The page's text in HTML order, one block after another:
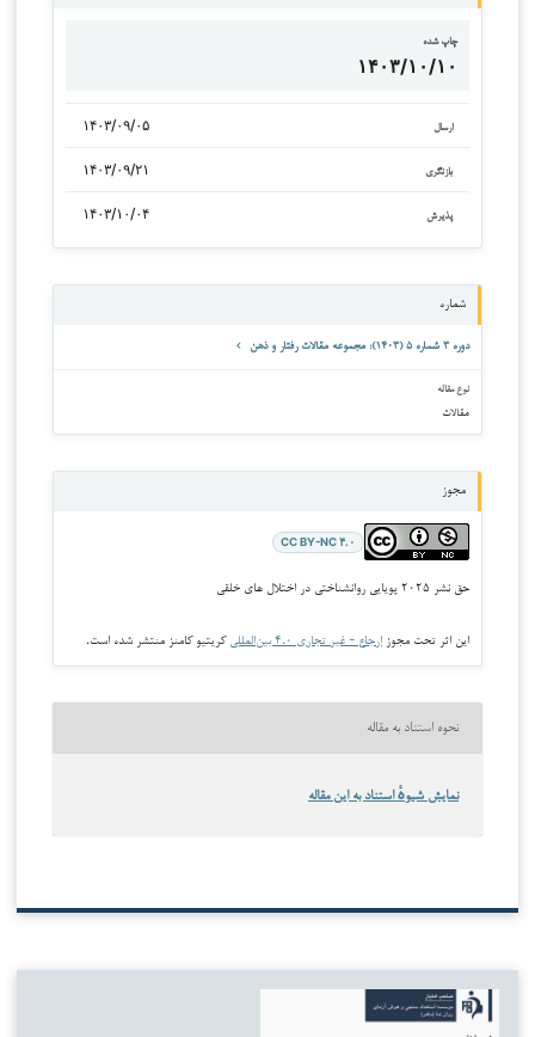
چاپ شده
۱۴۰۳/۱۰/۱۰
ارسال ۱۴۰۳/۰۹/۰۵
بازنگری ۱۴۰۳/۰۹/۲۱
پذیرش ۱۴۰۳/۱۰/۰۴
شماره
دوره ۳ شماره ۵ (۱۴۰۳): مجموعه مقالات رفتار و ذهن
نوع مقاله
مقالات
مجوز
CC BY-NC ۴.۰
حق نشر ۲۰۲۵ پویایی روانشناختی در اختلال های خلقی
این اثر تحت مجوز ارجاع - غیر تجاری ۴.۰ بین‌المللی کریتیو کامنز منتشر شده است.
نحوه استناد به مقاله
نمایش شیوهٔ استناد به این مقاله